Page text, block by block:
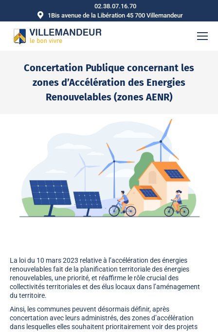
02.38.07.16.70
1Bis avenue de la Libération 45 700 Villemandeur
Concertation Publique concernant les
zones d’Accélération des Energies
Renouvelables (zones AENR)
La loi du 10 mars 2023 relative à l’accélération des énergies
renouvelables fait de la planification territoriale des énergies
renouvelables, une priorité, et réaffirme le rôle crucial des
collectivités territoriales et des élus locaux dans l’aménagement
du territoire.
Ainsi, les communes peuvent désormais définir, après
concertation avec leurs administrés, des zones d’accélération
dans lesquelles elles souhaitent prioritairement voir des projets